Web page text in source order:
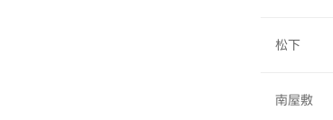
松下
南屋敷